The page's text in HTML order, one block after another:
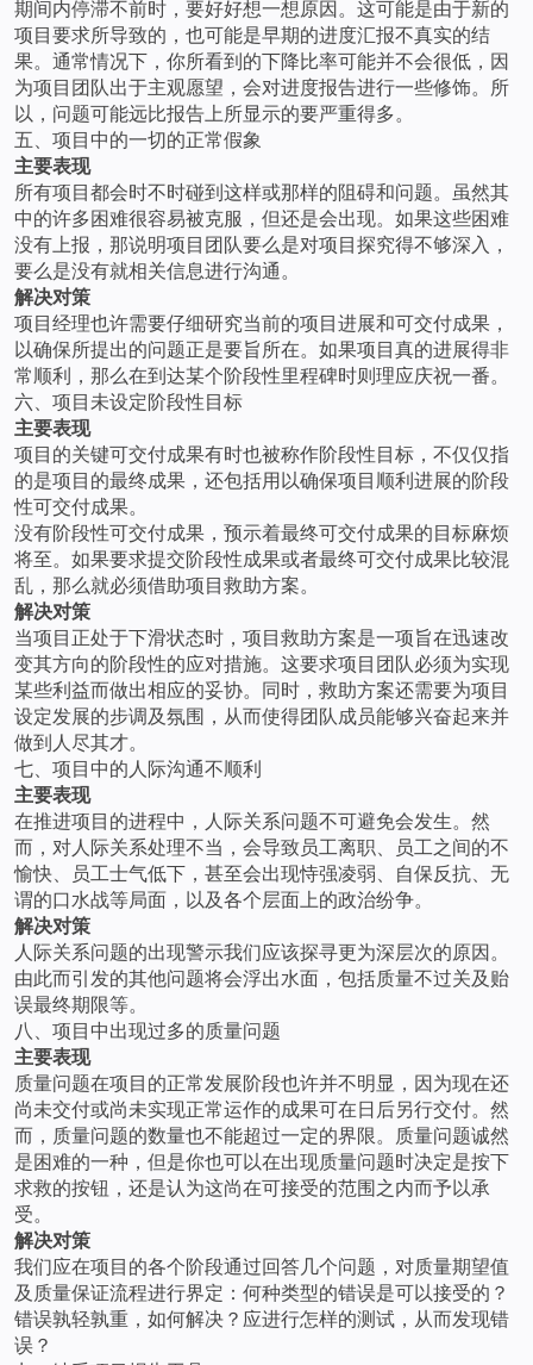
期间内停滞不前时，要好好想一想原因。这可能是由于新的
项目要求所导致的，也可能是早期的进度汇报不真实的结
果。通常情况下，你所看到的下降比率可能并不会很低，因
为项目团队出于主观愿望，会对进度报告进行一些修饰。所
以，问题可能远比报告上所显示的要严重得多。
五、项目中的一切的正常假象
主要表现
所有项目都会时不时碰到这样或那样的阻碍和问题。虽然其
中的许多困难很容易被克服，但还是会出现。如果这些困难
没有上报，那说明项目团队要么是对项目探究得不够深入，
要么是没有就相关信息进行沟通。
解决对策
项目经理也许需要仔细研究当前的项目进展和可交付成果，
以确保所提出的问题正是要旨所在。如果项目真的进展得非
常顺利，那么在到达某个阶段性里程碑时则理应庆祝一番。
六、项目未设定阶段性目标
主要表现
项目的关键可交付成果有时也被称作阶段性目标，不仅仅指
的是项目的最终成果，还包括用以确保项目顺利进展的阶段
性可交付成果。
没有阶段性可交付成果，预示着最终可交付成果的目标麻烦
将至。如果要求提交阶段性成果或者最终可交付成果比较混
乱，那么就必须借助项目救助方案。
解决对策
当项目正处于下滑状态时，项目救助方案是一项旨在迅速改
变其方向的阶段性的应对措施。这要求项目团队必须为实现
某些利益而做出相应的妥协。同时，救助方案还需要为项目
设定发展的步调及氛围，从而使得团队成员能够兴奋起来并
做到人尽其才。
七、项目中的人际沟通不顺利
主要表现
在推进项目的进程中，人际关系问题不可避免会发生。然
而，对人际关系处理不当，会导致员工离职、员工之间的不
愉快、员工士气低下，甚至会出现恃强凌弱、自保反抗、无
谓的口水战等局面，以及各个层面上的政治纷争。
解决对策
人际关系问题的出现警示我们应该探寻更为深层次的原因。
由此而引发的其他问题将会浮出水面，包括质量不过关及贻
误最终期限等。
八、项目中出现过多的质量问题
主要表现
质量问题在项目的正常发展阶段也许并不明显，因为现在还
尚未交付或尚未实现正常运作的成果可在日后另行交付。然
而，质量问题的数量也不能超过一定的界限。质量问题诚然
是困难的一种，但是你也可以在出现质量问题时决定是按下
求救的按钮，还是认为这尚在可接受的范围之内而予以承
受。
解决对策
我们应在项目的各个阶段通过回答几个问题，对质量期望值
及质量保证流程进行界定：何种类型的错误是可以接受的？
错误孰轻孰重，如何解决？应进行怎样的测试，从而发现错
误？